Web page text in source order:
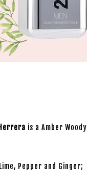
is a Amber
Pepper and Ginger;